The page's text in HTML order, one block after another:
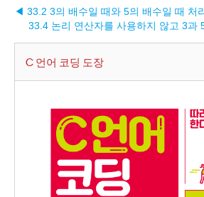
◀ 33.2 3의 배수일 때와 5의 배수일 때 처
33.4 논리 연산자를 사용하지 않고 3과
C 언어 코딩 도장